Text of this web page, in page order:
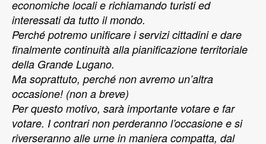
economiche locali e richiamando turisti ed
interessati da tutto il mondo.
Perché potremo unificare i servizi cittadini e dare
finalmente continuità alla pianificazione territoriale
della Grande Lugano.
Ma soprattuto, perché non avremo un’altra
occasione! (non a breve)
Per questo motivo, sarà importante votare e far
votare. I contrari non perderanno l’occasione e si
riverseranno alle urne in maniera compatta, dal